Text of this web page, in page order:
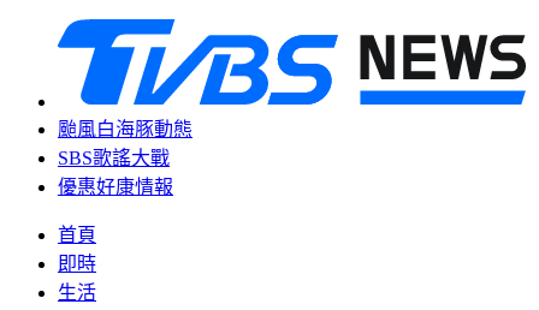
颱風白海豚動態
SBS歌謠大戰
優惠好康情報
首頁
即時
生活